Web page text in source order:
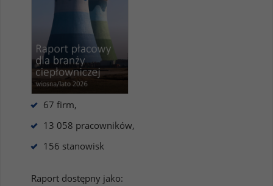
67 firm,
13 058 pracowników,
156 stanowisk
Raport dostępny jako: